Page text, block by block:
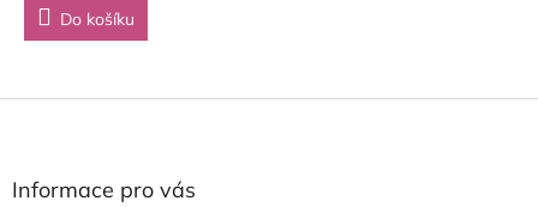
Do košíku
Z
Informace pro vás